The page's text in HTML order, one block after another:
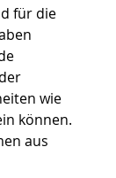
für die
wie
können.
aus